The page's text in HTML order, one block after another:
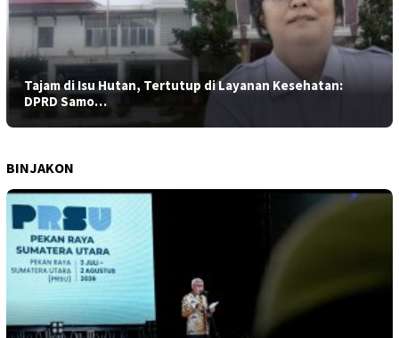
Tajam di Isu Hutan, Tertutup di Layanan Kesehatan:
DPRD Samo…
BINJAKON